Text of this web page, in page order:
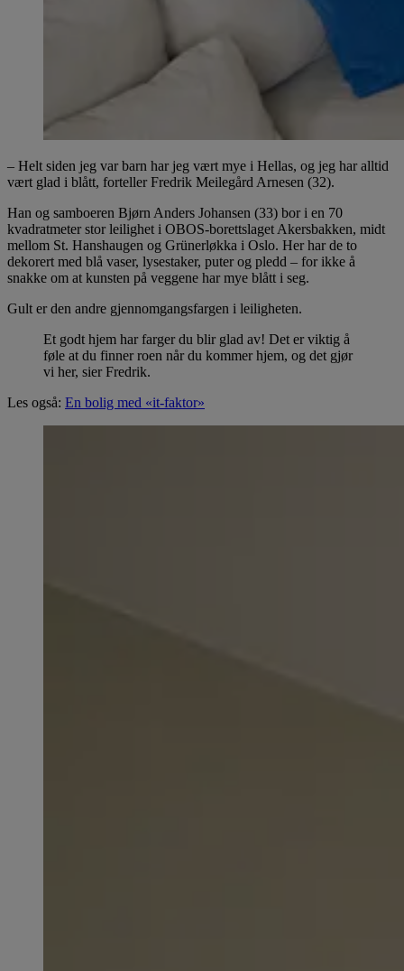
– Helt siden jeg var barn har jeg vært mye i Hellas, og jeg har alltid
vært glad i blått, forteller Fredrik Meilegård Arnesen (32).
Han og samboeren Bjørn Anders Johansen (33) bor i en 70
kvadratmeter stor leilighet i OBOS-borettslaget Akersbakken, midt
mellom St. Hanshaugen og Grünerløkka i Oslo. Her har de to
dekorert med blå vaser, lysestaker, puter og pledd – for ikke å
snakke om at kunsten på veggene har mye blått i seg.
Gult er den andre gjennomgangsfargen i leiligheten.
Et godt hjem har farger du blir glad av! Det er viktig å
føle at du finner roen når du kommer hjem, og det gjør
vi her, sier Fredrik.
Les også: En bolig med «it-faktor»